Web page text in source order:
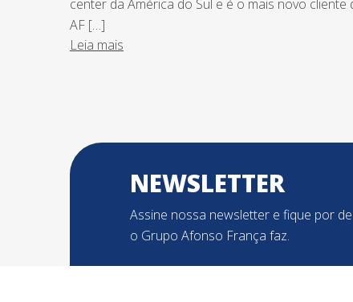
center da América do Sul e é o mais novo cliente
AF […]
Leia mais
NEWSLETTER
Assine nossa newsletter e fique por
o Grupo Afonso França faz.